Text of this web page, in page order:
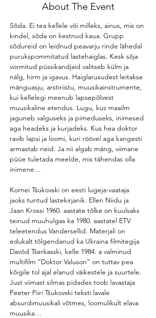
About The Event
Sõda. Ei tea kellele või milleks, ainus, mis on
kindel, sõda on kestnud kaua. Grupp
sõdureid on leidnud peavarju rinde lähedal
purukspommitatud lastehaiglas. Kesk sõja
vormitud püssikandjaid valitseb külm ja
nälg, hirm ja igavus. Haiglarusudest leitakse
mänguasju, arstiriistu, muusikainstrumente,
kui kellelegi meenub lapsepõlvest
muusikaline etendus. Lugu, kus maailm
jaguneb valguseks ja pimeduseks, inimesed
aga headeks ja kurjadeks. Kus hea doktor
ravib lapsi ja loomi, kuri röövel aga kangesti
armastab neid. Ja nii algab mäng, viimane
püüe tuletada meelde, mis tähendas olla
inimene…
Kornei Tšukovski on eesti lugeja-vaataja
jaoks tuntud lastekirjanik. Ellen Niidu ja
Jaan Krossi 1960. aastate tõlke on kuulsaks
teinud muuhulgas ka 1980. aastatel ETV
teleetendus Vandersellid. Materjali on
edukalt tõlgendanud ka Ukraina filmitegija
Davõd Tšerkasski, kelle 1984. a valminud
multifilm “Doktor Valuson” on tuttav pea
kõigile tol ajal elanud väikestele ja suurtele.
Just viimast silmas pidades toob lavastaja
Peeter Piiri Tšukovski teksti lavale
absurdimuusikali võtmes, loomulikult elava
muusika…